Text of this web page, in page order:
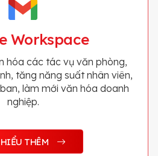
Workspace
hóa các tác vụ văn phòng,
tăng năng suất nhân viên,
làm mới văn hóa doanh
nghiệp.
THÊM